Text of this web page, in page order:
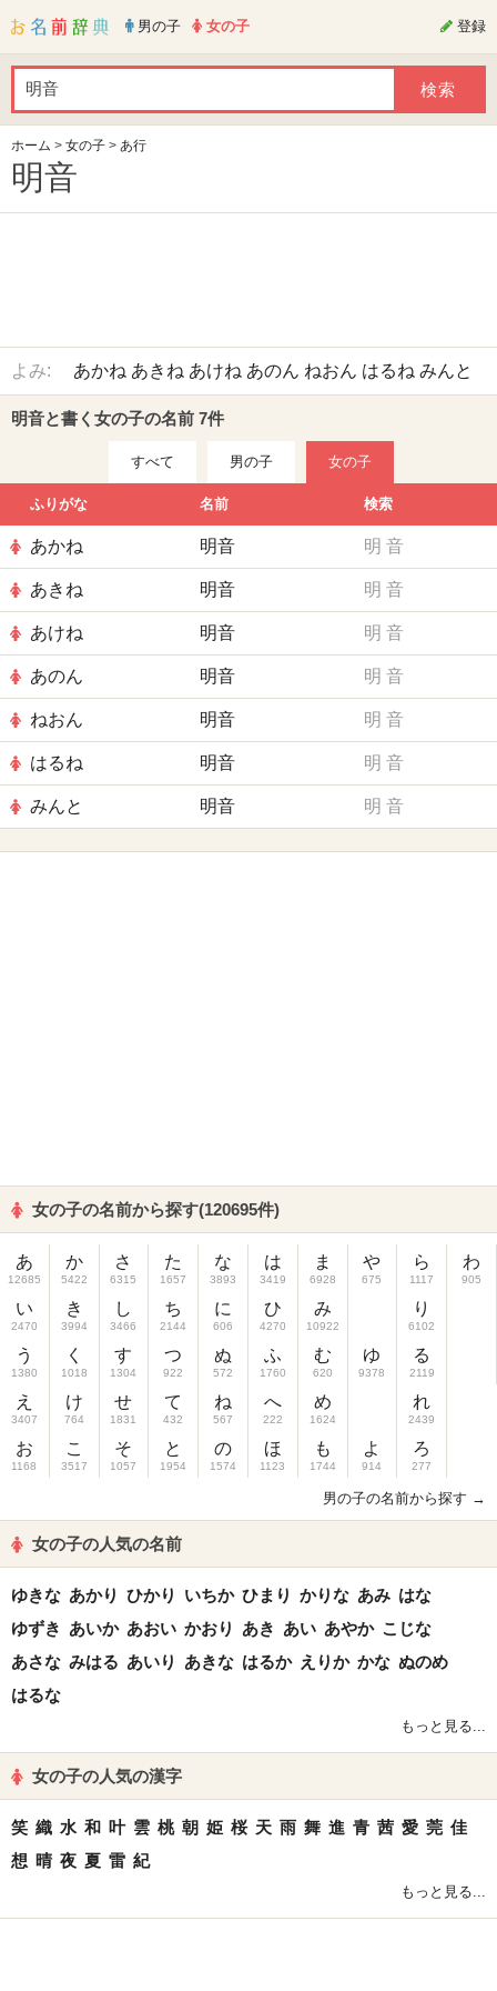
男の子 女の子 登録
ホーム > 女の子 > あ行
明音
よみ: あかね あきね あけね あのん ねおん はるね みんと
明音と書く女の子の名前 7件
すべて 男の子 女の子
ふりがな 名前 検索
あかね 明音 明 音
あきね 明音 明 音
あけね 明音 明 音
あのん 明音 明 音
ねおん 明音 明 音
はるね 明音 明 音
みんと 明音 明 音
女の子の名前から探す(120695件)
あ
12685
い
2470
う
1380
え
3407
お
1168
か
5422
き
3994
く
1018
け
764
こ
3517
さ
6315
し
3466
す
1304
せ
1831
そ
1057
た
1657
ち
2144
つ
922
て
432
と
1954
な
3893
に
606
ぬ
572
ね
567
の
1574
は
3419
ひ
4270
ふ
1760
へ
222
ほ
1123
ま
6928
み
10922
む
620
め
1624
も
1744
や
675
ゆ
9378
よ
914
ら
1117
り
6102
る
2119
れ
2439
ろ
277
わ
905
男の子の名前から探す →
女の子の人気の名前
ゆきな あかり ひかり いちか ひまり かりな あみ はな
ゆずき あいか あおい かおり あき あい あやか こじな
あさな みはる あいり あきな はるか えりか かな ぬのめ
はるな
もっと見る...
女の子の人気の漢字
笑 織 水 和 叶 雲 桃 朝 姫 桜 天 雨 舞 進 青 茜 愛 莞 佳
想 晴 夜 夏 雷 紀
もっと見る...